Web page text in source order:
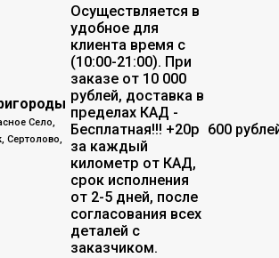
Село,
Сертолово,
Осуществляется в
удобное для
клиента время с
(10:00-21:00). При
заказе от 10 000
рублей, доставка в
пределах КАД -
Бесплатная!!! +20р
за каждый
километр от КАД,
срок исполнения
от 2-5 дней, после
согласования всех
деталей с
заказчиком.
600